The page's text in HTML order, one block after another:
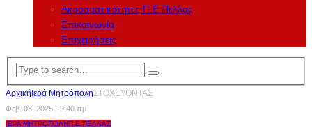
Ακροαματικότητες Π.Ε.Πέλλας
Επικοινωνία
Επιχειρήσεις
ΑρχικήΙερά ΜητρόποληΣΤΟΧΕΥΟΝΤΑΣ
Φεβ. 08, 2025 - 9:40 πμ
ΙΕΡΆ ΜΗΤΡΌΠΟΛΗΠ.Ε.ΠΈΛΛΑΣ